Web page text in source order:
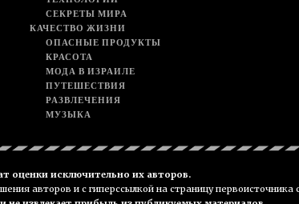
СЕКРЕТЫ МИРА
КАЧЕСТВО ЖИЗНИ
ОПАСНЫЕ ПРОДУКТЫ
КРАСОТА
МОДА В ИЗРАИЛЕ
ПУТЕШЕСТВИЯ
РАЗВЛЕЧЕНИЯ
МУЗЫКА
оценки исключительно их авторов.
авторов и с гиперссылкой на страницу первоисточника